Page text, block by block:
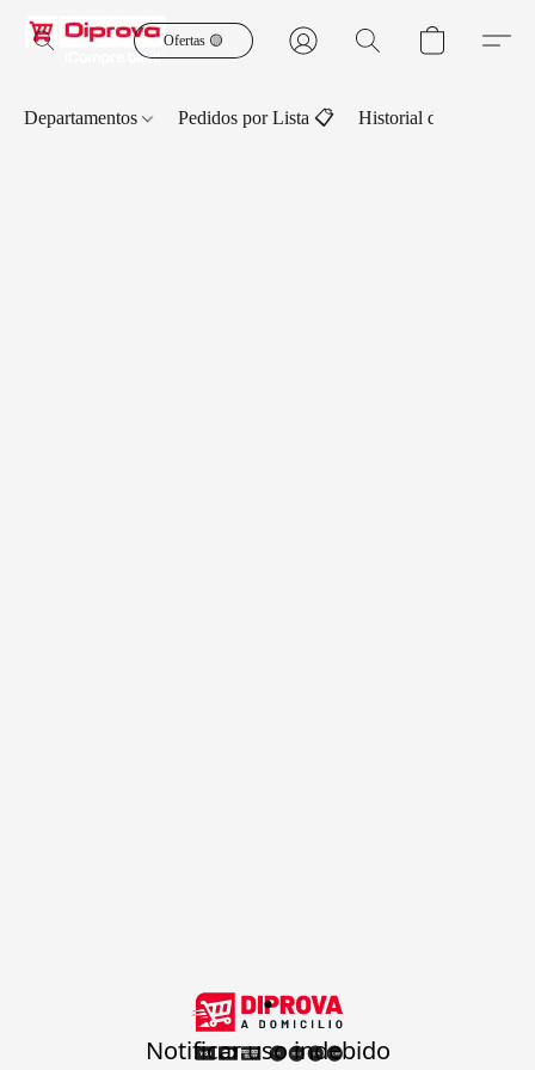
Ofertas 🟡
Departamentos Pedidos por Lista 📋 Historial de Pedidos
.
Notificar uso indebido